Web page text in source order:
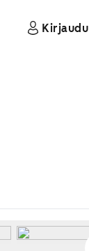
Kirjaudu